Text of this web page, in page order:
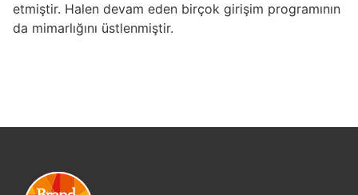
etmiştir. Halen devam eden birçok girişim programının
da mimarlığını üstlenmiştir.